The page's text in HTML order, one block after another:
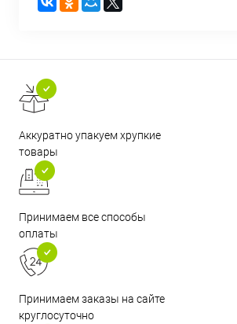
Аккуратно упакуем хрупкие
товары
Принимаем все способы
оплаты
Принимаем заказы на сайте
круглосуточно